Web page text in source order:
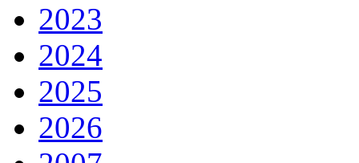
2023
2024
2025
2026